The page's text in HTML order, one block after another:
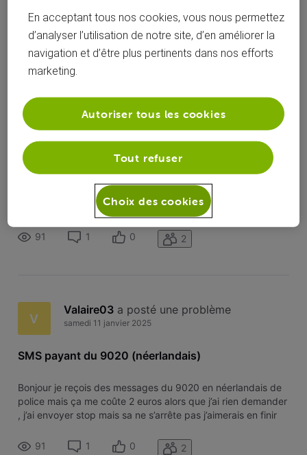
Toutesles activités
Selected
Toutesles
activités
Valaire03
V SMS payant du 9020 (néerlandais)
Bonjour je reçois des messages du 9020 en néerlandais de
police mais ça me coûte 2 euros alors que j’ai rien demander
, j’ai envoyer stop mais sa ne s’arrête pas j’aimerais en finir
91 1 0 2
V
Valaire03 a posté une problème
samedi 11 janvier 2025
SMS payant du 9020 (néerlandais)
Bonjour je reçois des messages du 9020 en néerlandais de
police mais ça me coûte 2 euros alors que j’ai rien demander
, j’ai envoyer stop mais sa ne s’arrête pas j’aimerais en finir
91 1 0 2
En acceptant tous nos cookies, vous nous permettez
d’analyser l’utilisation de notre site, d’en améliorer la
navigation et d’être plus pertinents dans nos efforts
marketing.
Tout refuser
Autoriser tous les cookies
Choix des cookies